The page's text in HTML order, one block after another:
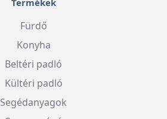
Termékek
Fürdő
Konyha
Beltéri padló
Kültéri padló
Segédanyagok